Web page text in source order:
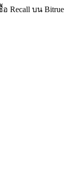
Recall บน Bitrue